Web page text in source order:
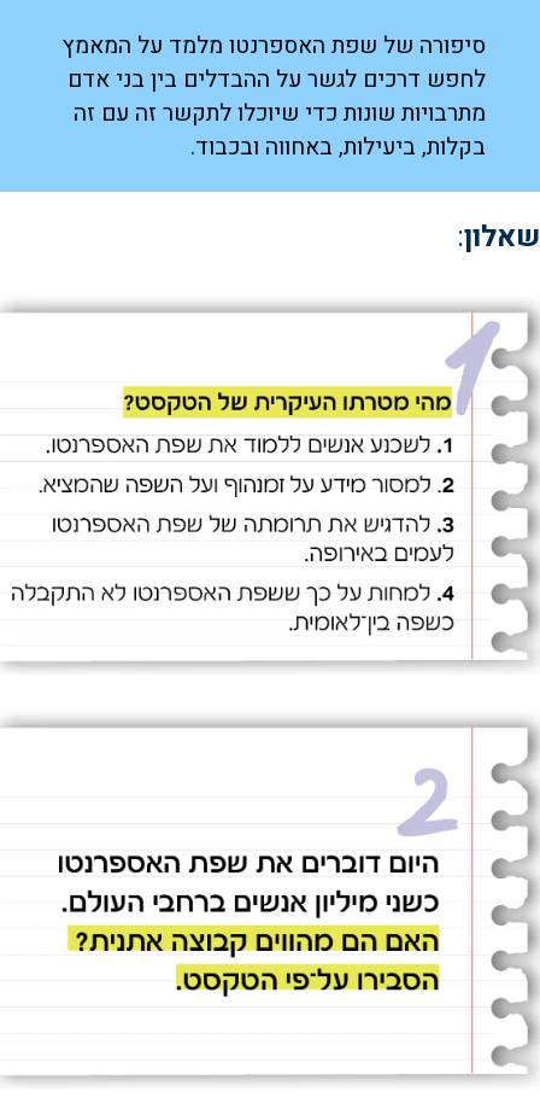
סיפורה של שפת האספרנטו מלמד על המאמץ
לחפש דרכים לגשר על ההבדלים בין בני אדם
מתרבויות שונות כדי שיוכלו לתקשר זה עם זה
בקלות, ביעילות, באחווה ובכבוד.
שאלון: